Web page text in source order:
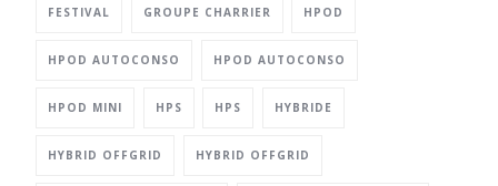
FESTIVAL GROUPE CHARRIER HPOD
HPOD AUTOCONSO HPOD AUTOCONSO
HPOD MINI HPS HPS HYBRIDE
HYBRID OFFGRID HYBRID OFFGRID